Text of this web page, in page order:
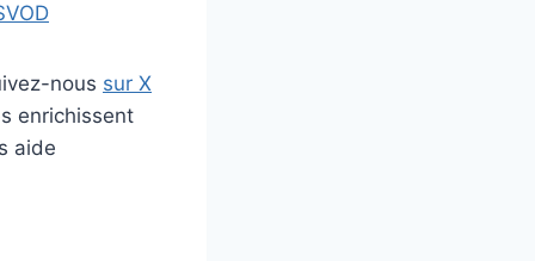
nous sur X
enrichissent
aide